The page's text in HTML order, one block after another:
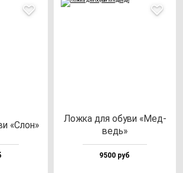
«Слон»
Лож­ка для обу­ви «Мед­
ведь»
9500 руб